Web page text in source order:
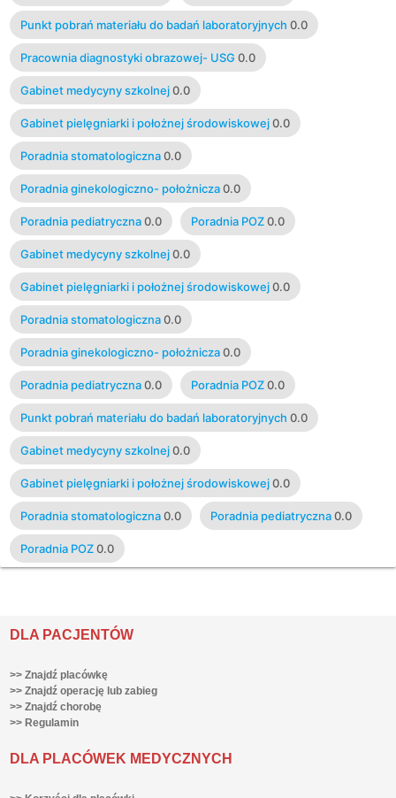
Punkt pobrań materiału do badań laboratoryjnych 0.0
Pracownia diagnostyki obrazowej- USG 0.0
Gabinet medycyny szkolnej 0.0
Gabinet pielęgniarki i położnej środowiskowej 0.0
Poradnia stomatologiczna 0.0
Poradnia ginekologiczno- położnicza 0.0
Poradnia pediatryczna 0.0 Poradnia POZ 0.0
Gabinet medycyny szkolnej 0.0
Gabinet pielęgniarki i położnej środowiskowej 0.0
Poradnia stomatologiczna 0.0
Poradnia ginekologiczno- położnicza 0.0
Poradnia pediatryczna 0.0 Poradnia POZ 0.0
Punkt pobrań materiału do badań laboratoryjnych 0.0
Gabinet medycyny szkolnej 0.0
Gabinet pielęgniarki i położnej środowiskowej 0.0
Poradnia stomatologiczna 0.0 Poradnia pediatryczna 0.0
Poradnia POZ 0.0
DLA PACJENTÓW
>> Znajdź placówkę
>> Znajdź operację lub zabieg
>> Znajdź chorobę
>> Regulamin
DLA PLACÓWEK MEDYCZNYCH